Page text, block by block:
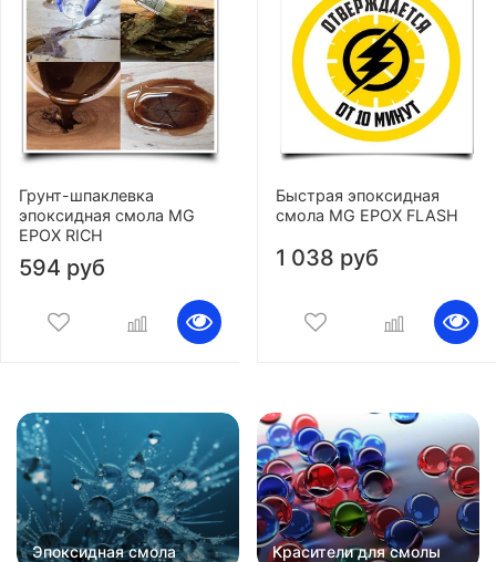
Грунт-шпаклевка
эпоксидная смола MG
EPOX RICH
594 руб
Быстрая эпоксидная
смола MG EPOX FLASH
1 038 руб
Эпоксидная смола Красители для смолы